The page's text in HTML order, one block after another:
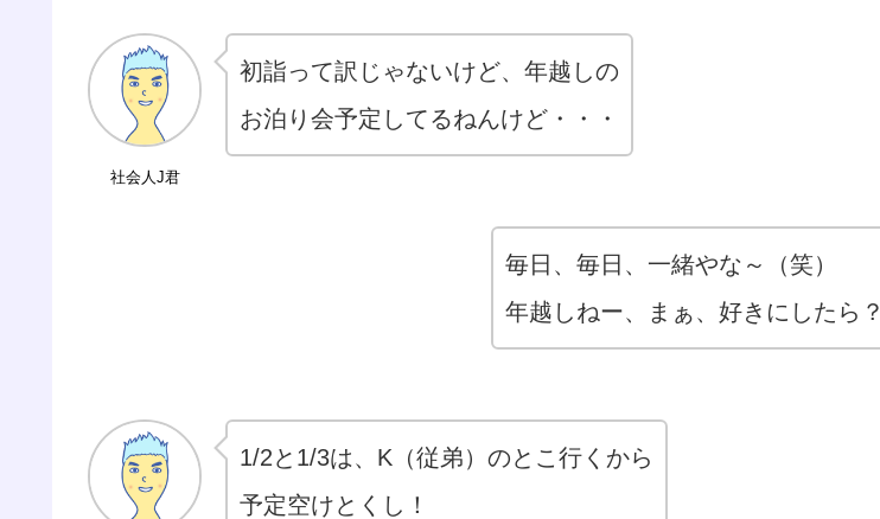
社会人J君
初詣って訳じゃないけど、年越しの
お泊り会予定してるねんけど・・・
毎日、毎日、一緒やな～（笑）
年越しねー、まぁ、好きにしたら？
1/2と1/3は、K（従弟）のとこ行くから
予定空けとくし！